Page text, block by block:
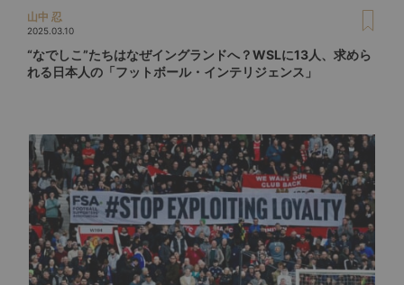
山中 忍
2025.03.10
“なでしこ”たちはなぜイングランドへ？WSLに13人、求めら
れる日本人の「フットボール・インテリジェンス」